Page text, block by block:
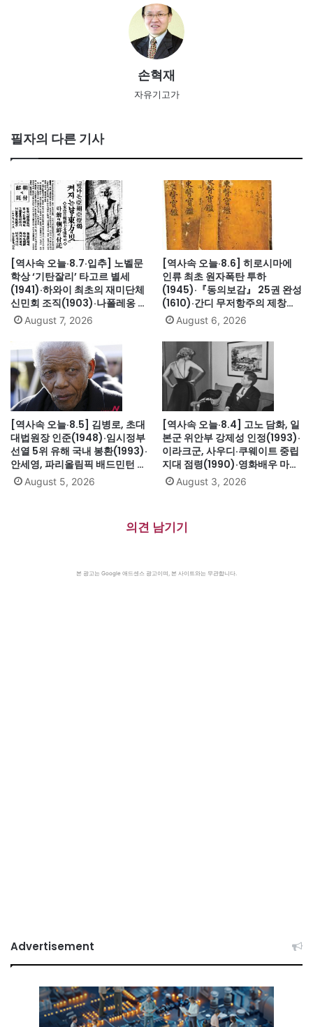
손혁재
자유기고가
필자의 다른 기사
[역사속 오늘·8.7·입추] 노벨문
학상 ‘기탄잘리’ 타고르 별세
(1941)·하와이 최초의 재미단체
신민회 조직(1903)·나폴레옹 세
인트헬레나섬 유배(1815)·英 해
군, 스페인 무적함대 격파
(1588)·美 화성탐사로봇 큐리오
시티 화성 착륙(2012)·日, 화이
트리스트에서 한국 제외(2019)
August 7, 2026
[역사속 오늘·8.6] 히로시마에
인류 최초 원자폭탄 투하
(1945)·『동의보감』 25권 완성
(1610)·간디 무저항주의 제창
(1931)·대전엑스포 개막(1993)·
자메이카, 영국에서 독립(1962)
August 6, 2026
[역사속 오늘·8.5] 김병로, 초대
대법원장 인준(1948)·임시정부
선열 5위 유해 국내 봉환(1993)·
안세영, 파리올림픽 배드민턴 여
자단식 금메달(2024)·하시나 방
글라데시 총리 인도 망명
August 5, 2026
[역사속 오늘·8.4] 고노 담화, 일
본군 위안부 강제성 인정(1993)·
이라크군, 사우디·쿠웨이트 중립
지대 점령(1990)·영화배우 마릴
린 먼로 의문의 죽음(1962)
August 3, 2026
의견 남기기
본 광고는 Google 애드센스 광고이며, 본 사이트와는 무관합니다.
Advertisement